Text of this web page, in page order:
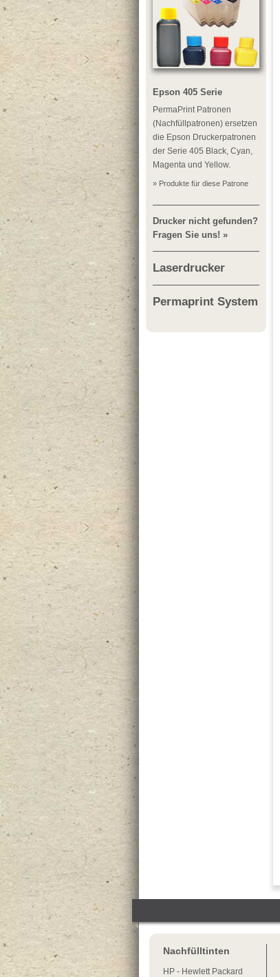
Epson 405 Serie
PermaPrint Patronen
(Nachfüllpatronen) ersetzen
die Epson Druckerpatronen
der Serie 405 Black, Cyan,
Magenta und Yellow.
» Produkte für diese Patrone
Drucker nicht gefunden?
Fragen Sie uns! »
Laserdrucker
Permaprint System
Nachfülltinten
HP - Hewlett Packard